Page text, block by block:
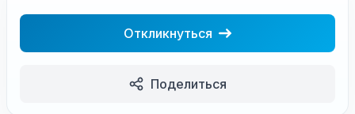
Откликнуться
Поделиться